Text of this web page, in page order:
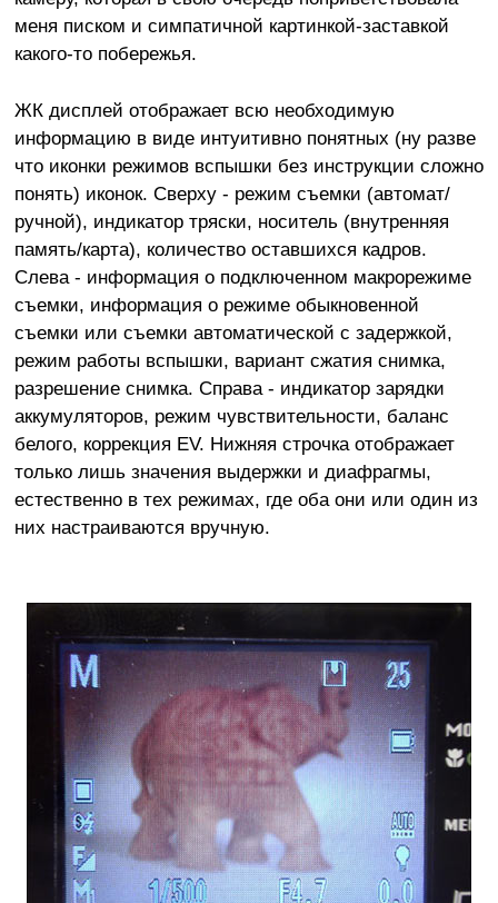
меня писком и симпатичной картинкой-заставкой
какого-то побережья.
ЖК дисплей отображает всю необходимую
информацию в виде интуитивно понятных (ну разве
что иконки режимов вспышки без инструкции сложно
понять) иконок. Сверху - режим съемки (автомат/
ручной), индикатор тряски, носитель (внутренняя
память/карта), количество оставшихся кадров.
Слева - информация о подключенном макрорежиме
съемки, информация о режиме обыкновенной
съемки или съемки автоматической с задержкой,
режим работы вспышки, вариант сжатия снимка,
разрешение снимка. Справа - индикатор зарядки
аккумуляторов, режим чувствительности, баланс
белого, коррекция EV. Нижняя строчка отображает
только лишь значения выдержки и диафрагмы,
естественно в тех режимах, где оба они или один из
них настраиваются вручную.